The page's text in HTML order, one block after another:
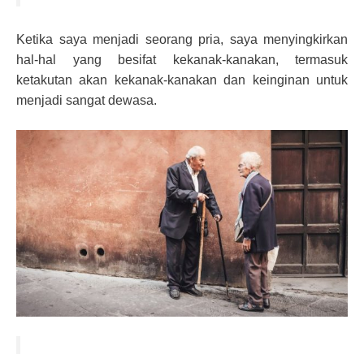
Ketika saya menjadi seorang pria, saya menyingkirkan
hal-hal yang besifat kekanak-kanakan, termasuk
ketakutan akan kekanak-kanakan dan keinginan untuk
menjadi sangat dewasa.